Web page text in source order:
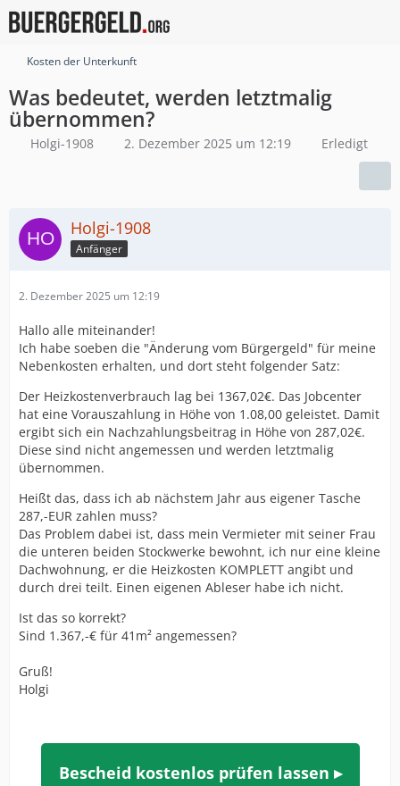
Kosten der Unterkunft
Was bedeutet, werden letztmalig
übernommen?
Holgi-1908 2. Dezember 2025 um 12:19 Erledigt
Holgi-1908
Anfänger
2. Dezember 2025 um 12:19
Hallo alle miteinander!
Ich habe soeben die "Änderung vom Bürgergeld" für meine
Nebenkosten erhalten, und dort steht folgender Satz:
Der Heizkostenverbrauch lag bei 1367,02€. Das Jobcenter
hat eine Vorauszahlung in Höhe von 1.08,00 geleistet. Damit
ergibt sich ein Nachzahlungsbeitrag in Höhe von 287,02€.
Diese sind nicht angemessen und werden letztmalig
übernommen.
Heißt das, dass ich ab nächstem Jahr aus eigener Tasche
287,-EUR zahlen muss?
Das Problem dabei ist, dass mein Vermieter mit seiner Frau
die unteren beiden Stockwerke bewohnt, ich nur eine kleine
Dachwohnung, er die Heizkosten KOMPLETT angibt und
durch drei teilt. Einen eigenen Ableser habe ich nicht.
Ist das so korrekt?
Sind 1.367,-€ für 41m² angemessen?
Gruß!
Holgi
Bescheid kostenlos prüfen lassen ▸